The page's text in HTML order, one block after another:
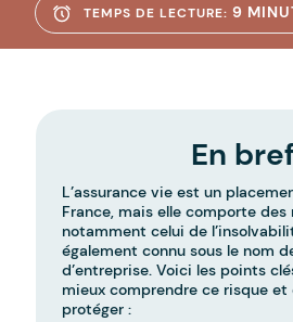
TEMPS DE LECTURE: 9
En bref
L’assurance vie est un
France, mais elle comporte des
notamment celui de
également connu sous le nom
d’entreprise. Voici les points
mieux comprendre ce risque et
protéger :